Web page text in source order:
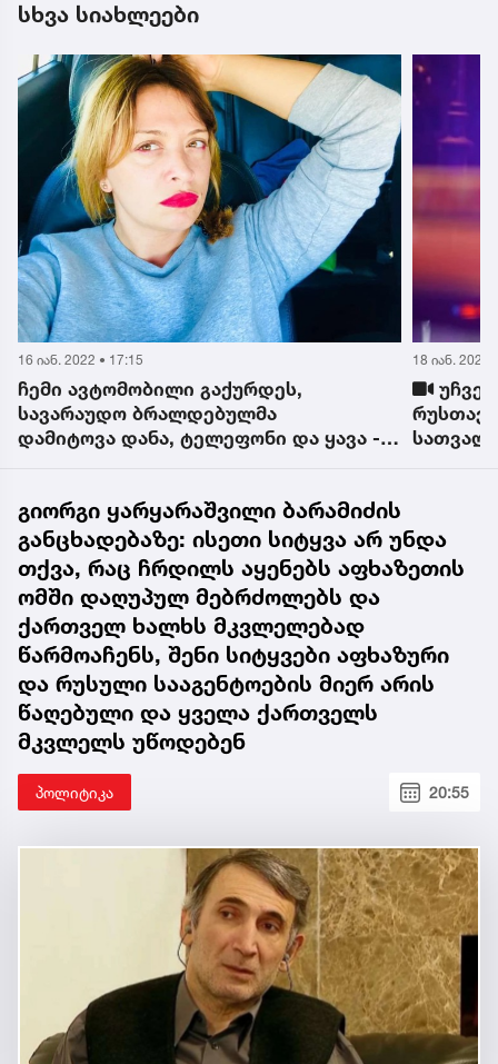
სხვა სიახლეები
18 იან. 2022 • 7:32
უჩვეულო ქურდობის ფაქტი
რუსთავში - რა დააფიქსირეს
სათვალთვალო კამერებმა?
13 იან. 2022
სახლი
გიორგი ყარყარაშვილი ბარამიძის
განცხადებაზე: ისეთი სიტყვა არ უნდა
თქვა, რაც ჩრდილს აყენებს აფხაზეთის
ომში დაღუპულ მებრძოლებს და
ქართველ ხალხს მკვლელებად
წარმოაჩენს, შენი სიტყვები აფხაზური
და რუსული სააგენტოების მიერ არის
წაღებული და ყველა ქართველს
მკვლელს უწოდებენ
პოლიტიკა 20:55